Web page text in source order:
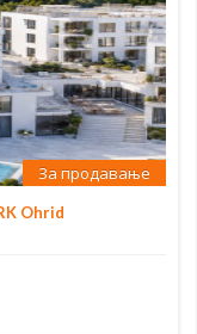
За продавање
Ohrid